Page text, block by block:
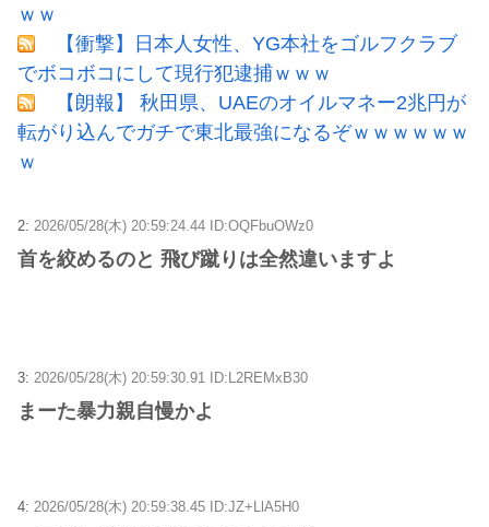
ｗｗ
【衝撃】日本人女性、YG本社をゴルフクラブ
でボコボコにして現行犯逮捕ｗｗｗ
【朗報】 秋田県、UAEのオイルマネー2兆円が
転がり込んでガチで東北最強になるぞｗｗｗｗｗｗ
ｗ
2: 2026/05/28(木) 20:59:24.44 ID:OQFbuOWz0
首を絞めるのと 飛び蹴りは全然違いますよ
3: 2026/05/28(木) 20:59:30.91 ID:L2REMxB30
まーた暴力親自慢かよ
4: 2026/05/28(木) 20:59:38.45 ID:JZ+LlA5H0